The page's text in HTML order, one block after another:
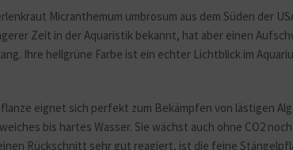
Micranthemum umbrosum aus dem Süden der
Zeit in der Aquaristik bekannt, hat aber einen
Ihre hellgrüne Farbe ist ein echter Lichtblick im
eignet sich perfekt zum Bekämpfen von lästigen
bis hartes Wasser. Sie wächst auch ohne CO2
Rückschnitt sehr gut reagiert, ist die feine